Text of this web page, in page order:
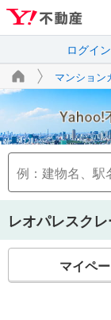
ログイン
マンション
レオパレスク
マイペ